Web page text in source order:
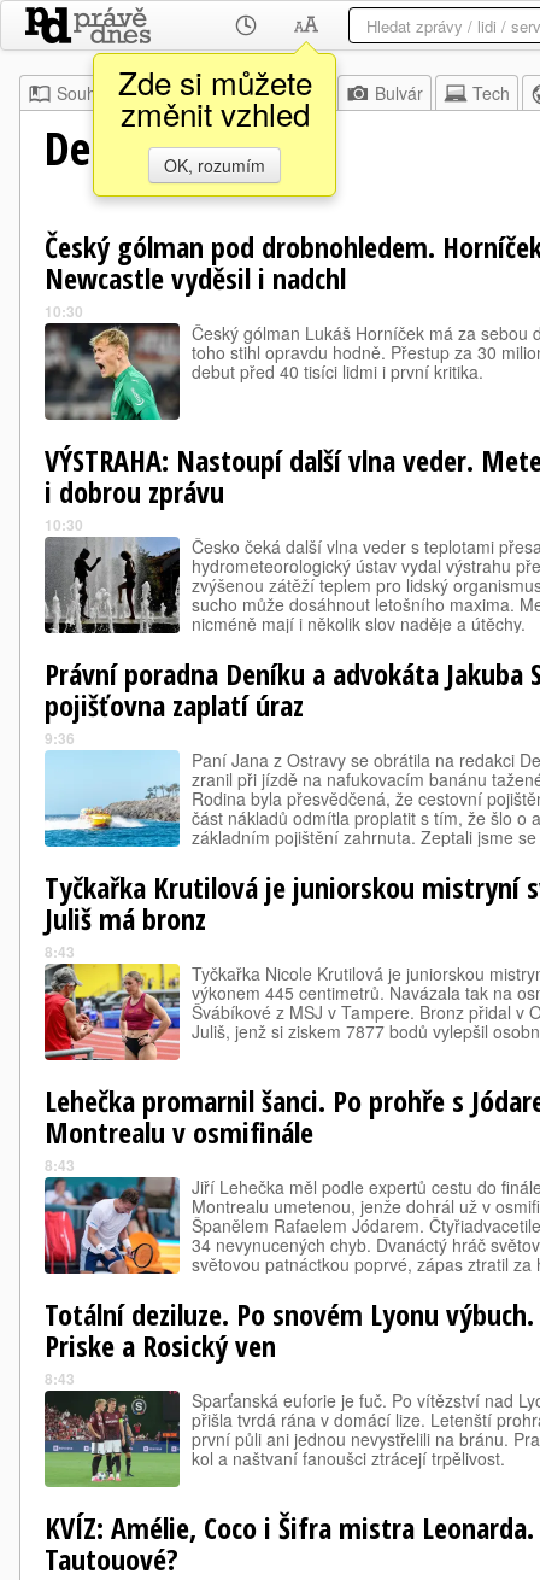
Zde si můžete
změnit vzhled
OK, rozumím
Souhrn Moje Z domova Bulvár Tech
Deník.cz
Český gólman pod drobnohledem.
Newcastle vyděsil i nadchl
10:30
Český gólman Lukáš Horníček má za sebou
toho stihl opravdu hodně. Přestup za 30
debut před 40 tisíci lidmi i první kritika.
VÝSTRAHA: Nastoupí další vlna veder.
i dobrou zprávu
10:30
Česko čeká další vlna veder s teplotami
hydrometeorologický ústav vydal výstrahu
zvýšenou zátěží teplem pro lidský
sucho může dosáhnout letošního maxima.
nicméně mají i několik slov naděje a útěchy.
Právní poradna Deníku a advokáta Jakuba
pojišťovna zaplatí úraz
9:36
Paní Jana z Ostravy se obrátila na redakci
zranil při jízdě na nafukovacím banánu
Rodina byla přesvědčená, že cestovní
část nákladů odmítla proplatit s tím, že šlo o
základním pojištění zahrnuta. Zeptali jsme
Tyčkařka Krutilová je juniorskou mistryní
Juliš má bronz
8:43
Tyčkařka Nicole Krutilová je juniorskou
výkonem 445 centimetrů. Navázala tak na
Švábíkové z MSJ v Tampere. Bronz přidal v
Juliš, jenž si ziskem 7877 bodů vylepšil
Lehečka promarnil šanci. Po prohře s
Montrealu v osmifinále
8:43
Jiří Lehečka měl podle expertů cestu do
Montrealu umetenou, jenže dohrál už v
Španělem Rafaelem Jódarem.
34 nevynucených chyb. Dvanáctý hráč
světovou patnáctkou poprvé, zápas ztratil
Totální deziluze. Po snovém Lyonu
Priske a Rosický ven
8:43
Sparťanská euforie je fuč. Po vítězství nad
přišla tvrdá rána v domácí lize. Letenští
první půli ani jednou nevystřelili na bránu.
kol a naštvaní fanoušci ztrácejí trpělivost.
KVÍZ: Amélie, Coco i Šifra mistra
Tautouové?